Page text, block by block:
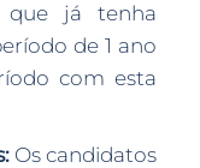
que já tenha
de 1 ano
com esta
Os candidatos